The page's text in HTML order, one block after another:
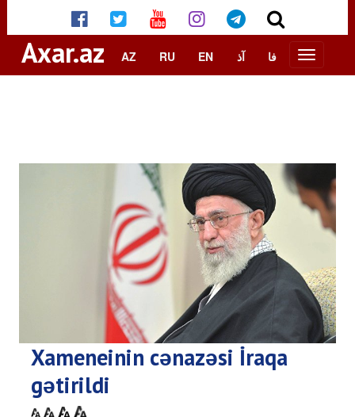
Axar.az AZ RU EN آذ فا
Xameneinin cənazəsi İraqa
gətirildi